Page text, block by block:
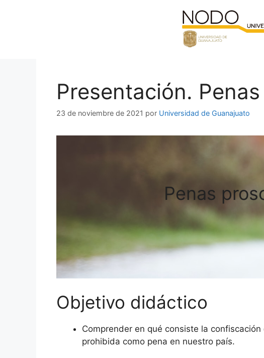
Presentación.
23 de noviembre de 2021 por Universidad de Guanajuato
Penas
Objetivo didáctico
Comprender en qué consiste la
prohibida como pena en nuestro país.